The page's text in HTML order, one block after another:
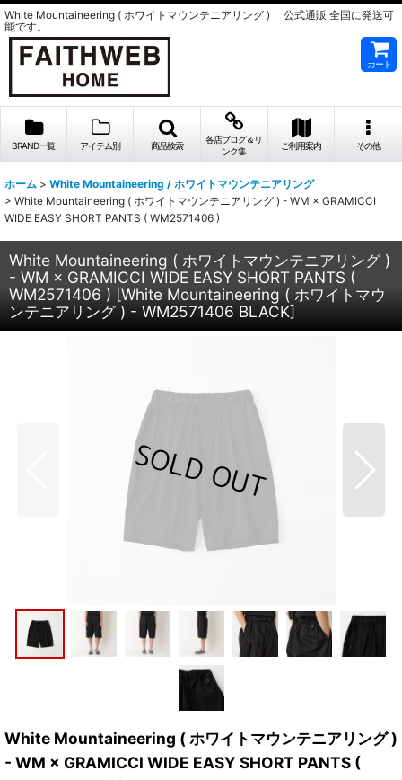
White Mountaineering ( ホワイトマウンテニアリング ) 公式通販 全国に発送可
能です。
カート
BRAND一覧 アイテム別 商品検索
各店ブログ＆リ
ンク集
ご利用案内 その他
ホーム > White Mountaineering / ホワイトマウンテニアリング
> White Mountaineering ( ホワイトマウンテニアリング ) - WM × GRAMICCI
WIDE EASY SHORT PANTS ( WM2571406 )
White Mountaineering ( ホワイトマウンテニアリング )
- WM × GRAMICCI WIDE EASY SHORT PANTS (
WM2571406 ) [White Mountaineering ( ホワイトマウ
ンテニアリング ) - WM2571406 BLACK]
White Mountaineering ( ホワイトマウンテニアリング )
- WM × GRAMICCI WIDE EASY SHORT PANTS (